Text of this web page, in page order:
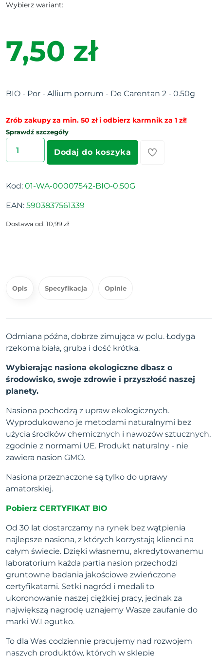
Wybierz wariant:
7,50 zł
BIO - Por - Allium porrum - De Carentan 2 - 0.50g
Zrób zakupy za min. 50 zł i odbierz karmnik za 1 zł!
Sprawdź szczegóły
Dodaj do koszyka
Kod: 01-WA-00007542-BIO-0.50G
EAN: 5903837561339
Dostawa od: 10,99 zł
Opis Specyfikacja Opinie
Odmiana późna, dobrze zimująca w polu. Łodyga
rzekoma biała, gruba i dość krótka.
Wybierając nasiona ekologiczne dbasz o
środowisko, swoje zdrowie i przyszłość naszej
planety.
Nasiona pochodzą z upraw ekologicznych.
Wyprodukowano je metodami naturalnymi bez
użycia środków chemicznych i nawozów sztucznych,
zgodnie z normami UE. Produkt naturalny - nie
zawiera nasion GMO.
Nasiona przeznaczone są tylko do uprawy
amatorskiej.
Pobierz CERTYFIKAT BIO
Od 30 lat dostarczamy na rynek bez wątpienia
najlepsze nasiona, z których korzystają klienci na
całym świecie. Dzięki własnemu, akredytowanemu
laboratorium każda partia nasion przechodzi
gruntowne badania jakościowe zwieńczone
certyfikatami. Setki nagród i medali to
ukoronowanie naszej ciężkiej pracy, jednak za
największą nagrodę uznajemy Wasze zaufanie do
marki W.Legutko.
To dla Was codziennie pracujemy nad rozwojem
naszych produktów, których w sklepie